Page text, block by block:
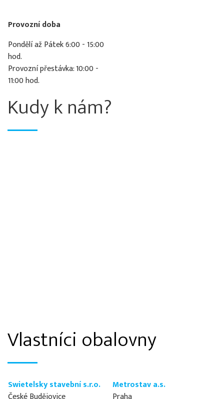
Provozní doba
Pondělí až Pátek 6:00 - 15:00
hod.
Provozní přestávka: 10:00 -
11:00 hod.
Kudy k nám?
Vlastníci obalovny
Swietelsky stavební s.r.o.
Metrostav a.s.